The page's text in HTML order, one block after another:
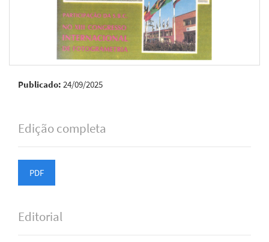
Publicado: 24/09/2025
Edição completa
PDF
Editorial